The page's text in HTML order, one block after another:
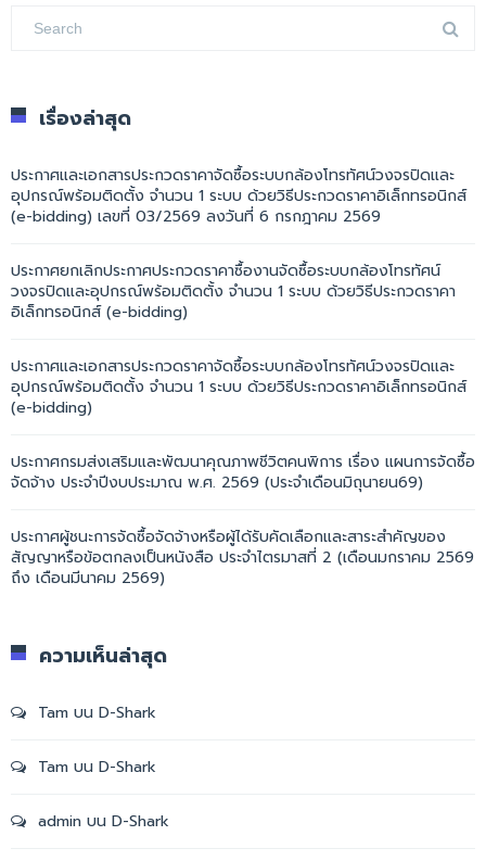
เรื่องล่าสุด
ประกาศและเอกสารประกวดราคาจัดซื้อระบบกล้องโทรทัศน์วงจรปิดและ
อุปกรณ์พร้อมติดตั้ง จำนวน 1 ระบบ ด้วยวิธีประกวดราคาอิเล็กทรอนิกส์
(e-bidding) เลขที่ 03/2569 ลงวันที่ 6 กรกฎาคม 2569
ประกาศยกเลิกประกาศประกวดราคาซื้องานจัดซื้อระบบกล้องโทรทัศน์
วงจรปิดและอุปกรณ์พร้อมติดตั้ง จำนวน 1 ระบบ ด้วยวิธีประกวดราคา
อิเล็กทรอนิกส์ (e-bidding)
ประกาศและเอกสารประกวดราคาจัดซื้อระบบกล้องโทรทัศน์วงจรปิดและ
อุปกรณ์พร้อมติดตั้ง จำนวน 1 ระบบ ด้วยวิธีประกวดราคาอิเล็กทรอนิกส์
(e-bidding)
ประกาศกรมส่งเสริมและพัฒนาคุณภาพชีวิตคนพิการ เรื่อง แผนการจัดซื้อ
จัดจ้าง ประจำปีงบประมาณ พ.ศ. 2569 (ประจำเดือนมิถุนายน69)
ประกาศผู้ชนะการจัดซื้อจัดจ้างหรือผู้ได้รับคัดเลือกและสาระสำคัญของ
สัญญาหรือข้อตกลงเป็นหนังสือ ประจำไตรมาสที่ 2 (เดือนมกราคม 2569
ถึง เดือนมีนาคม 2569)
ความเห็นล่าสุด
Tam บน D-Shark
Tam บน D-Shark
admin บน D-Shark